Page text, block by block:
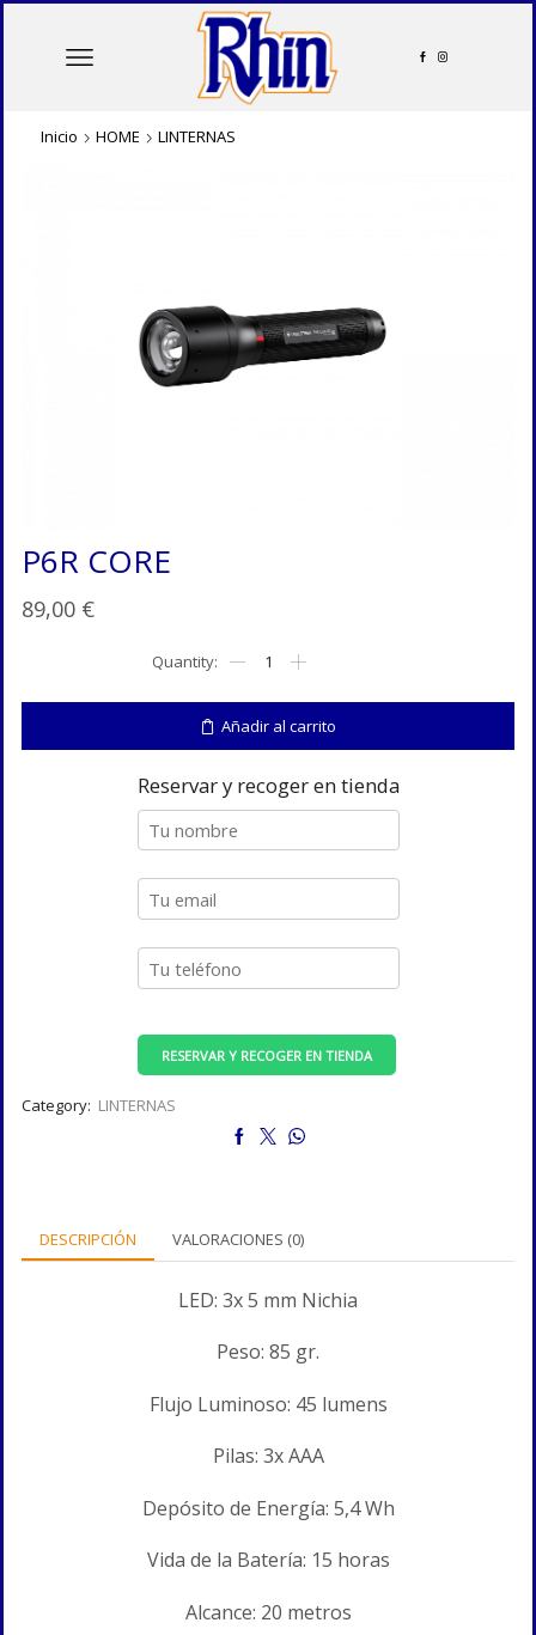
Inicio HOME LINTERNAS
P6R CORE
89,00 €
Añadir al carrito
Reservar y recoger en tienda
RESERVAR Y RECOGER EN TIENDA
Category: LINTERNAS
DESCRIPCIÓN VALORACIONES (0)
LED: 3x 5 mm Nichia
Peso: 85 gr.
Flujo Luminoso: 45 lumens
Pilas: 3x AAA
Depósito de Energía: 5,4 Wh
Vida de la Batería: 15 horas
Alcance: 20 metros